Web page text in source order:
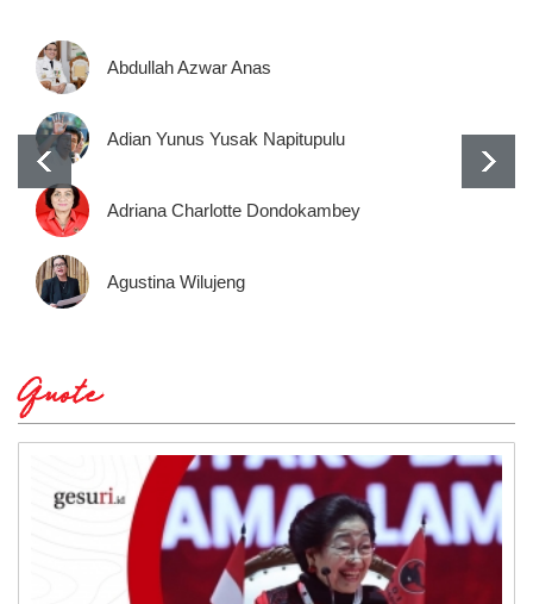
Abdullah Azwar Anas
Adian Yunus Yusak Napitupulu
Adriana Charlotte Dondokambey
Agustina Wilujeng
Quote